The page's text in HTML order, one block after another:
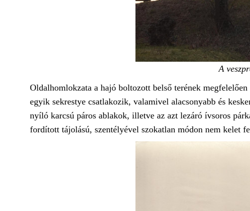
A
Oldalhomlokzata a hajó boltozott belső terének
egyik sekrestye csatlakozik, valamivel alacsonyabb és
nyíló karcsú páros ablakok, illetve az azt lezáró ívsoros
fordított tájolású, szentélyével szokatlan módon nem kelet